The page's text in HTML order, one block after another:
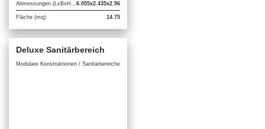
6.055x2.435x2.96
Fläche (mq): 14.75
Deluxe Sanitärbereich
Modulare Konstruktionen / Sanitärbereiche